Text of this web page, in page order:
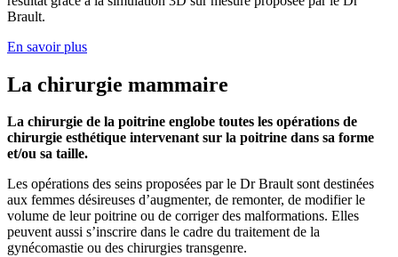
Brault.
En savoir plus
La chirurgie mammaire
La chirurgie de la poitrine englobe toutes les opérations de
chirurgie esthétique intervenant sur la poitrine dans sa forme
et/ou sa taille.
Les opérations des seins proposées par le Dr Brault sont destinées
aux femmes désireuses d’augmenter, de remonter, de modifier le
volume de leur poitrine ou de corriger des malformations. Elles
peuvent aussi s’inscrire dans le cadre du traitement de la
gynécomastie ou des chirurgies transgenre.